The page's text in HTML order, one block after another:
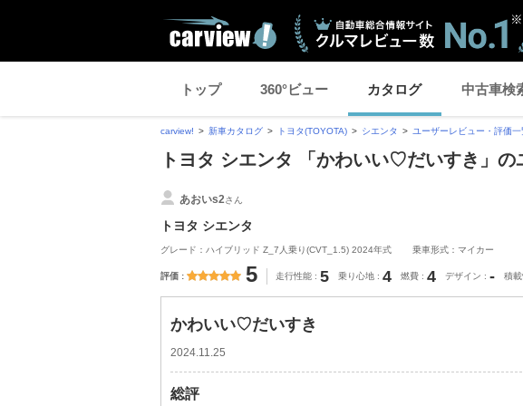
トップ 360°ビュー カタログ 中古車検
carview! 新車カタログ トヨタ(TOYOTA) シエンタ ユーザーレビュー・評価一
トヨタ シエンタ 「かわいい♡だいすき」の
あおいs2さん
トヨタ シエンタ
グレード：ハイブリッド Z_7人乗り(CVT_1.5) 2024年式 乗車形式：マイカー
評価 5 走行性能 5 乗り心地 4 燃費 4 デザイン - 積
かわいい♡だいすき
2024.11.25
総評